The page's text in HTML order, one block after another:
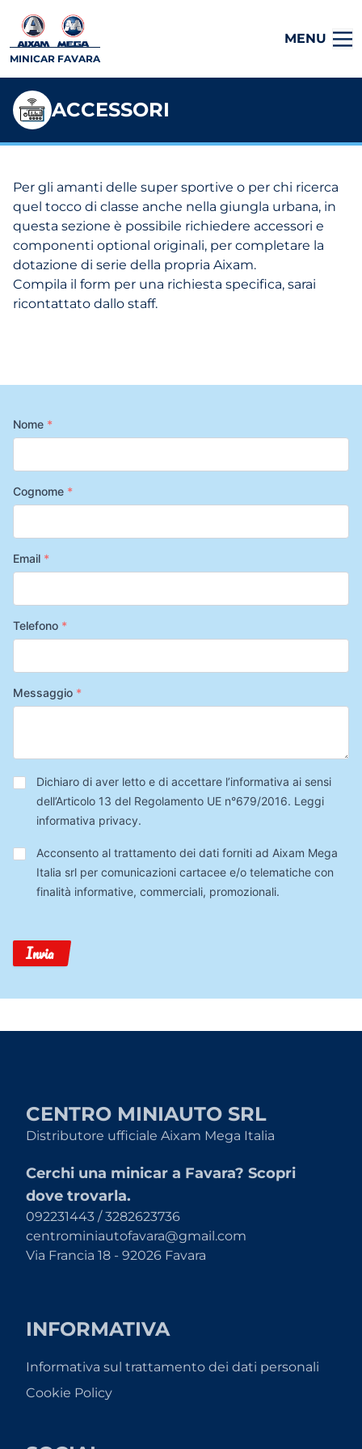
MINICAR FAVARA
MENU
ACCESSORI
Per gli amanti delle super sportive o per chi ricerca
quel tocco di classe anche nella giungla urbana, in
questa sezione è possibile richiedere accessori e
componenti optional originali, per completare la
dotazione di serie della propria Aixam.
Compila il form per una richiesta specifica, sarai
ricontattato dallo staff.
Nome *
Cognome *
Email *
Telefono *
Messaggio *
Privacy*
Dichiaro di aver letto e di accettare l’informativa ai sensi
dell’Articolo 13 del Regolamento UE n°679/2016. Leggi
informativa privacy.
Trattamento
Dati
Acconsento al trattamento dei dati forniti ad Aixam Mega
Italia srl per comunicazioni cartacee e/o telematiche con
finalità informative, commerciali, promozionali.
Invia
CENTRO MINIAUTO SRL
Distributore ufficiale Aixam Mega Italia
Cerchi una minicar a Favara? Scopri
dove trovarla.
092231443 / 3282623736
centrominiautofavara@gmail.com
Via Francia 18 - 92026 Favara
INFORMATIVA
Informativa sul trattamento dei dati personali
Cookie Policy